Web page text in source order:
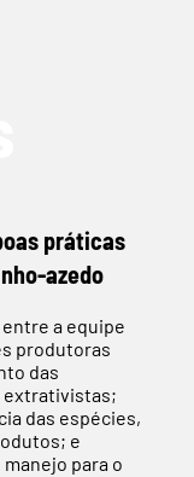
práticas
azedo
a equipe
produtoras
das
extrativistas;
das espécies,
e
para o